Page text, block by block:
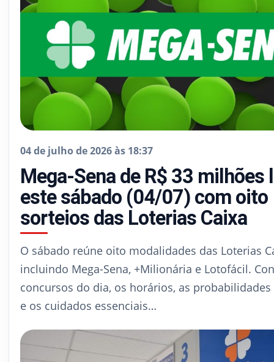
04 de julho de 2026 às 18:37
Mega-Sena de R$ 33 milhões
este sábado (04/07) com oito
sorteios das Loterias Caixa
O sábado reúne oito modalidades das Loterias
incluindo Mega-Sena, +Milionária e Lotofácil.
concursos do dia, os horários, as probabilidades
e os cuidados essenciais…